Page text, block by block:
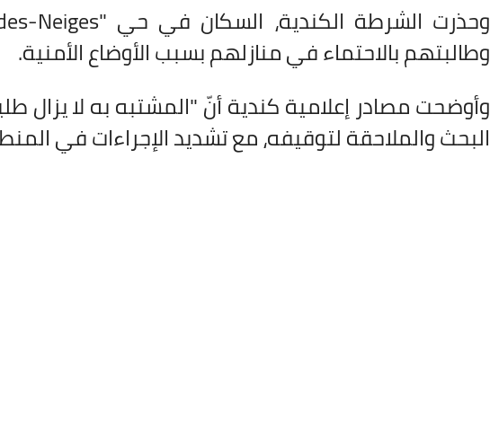
وحذرت الشرطة الكندية، السكان في حي Neiges"
وطالبتهم بالاحتماء في منازلهم بسبب الأوضاع الأمنية.
وأوضحت مصادر إعلامية كندية أنّ "المشتبه به لا يزال
البحث والملاحقة لتوقيفه، مع تشديد الإجراءات في